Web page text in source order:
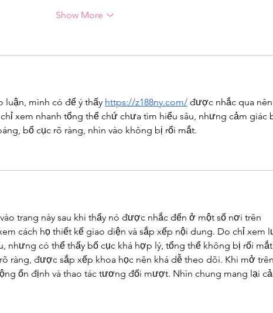
Show More
luận, mình có để ý thấy https://z188ny.com/ được nhắc qua nên
xem nhanh tổng thể chứ chưa tìm hiểu sâu, nhưng cảm giác
bố cục rõ ràng, nhìn vào không bị rối mắt.
trang này sau khi thấy nó được nhắc đến ở một số nơi trên
cách họ thiết kế giao diện và sắp xếp nội dung. Do chỉ xem
nhưng có thể thấy bố cục khá hợp lý, tổng thể không bị rối
ràng, được sắp xếp khoa học nên khá dễ theo dõi. Khi mở trên
ổn định và thao tác tương đối mượt. Nhìn chung mang lại